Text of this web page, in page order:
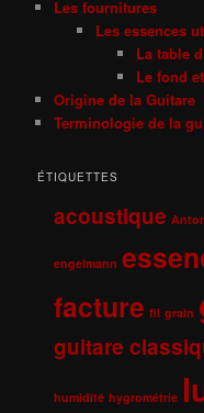
Les fournitures
Les essences
La table
Le fond
Origine de la Guitare
Terminologie de la
ÉTIQUETTES
acoustique
engelmann
facture fil grain
guitare
humidité hygrométrie